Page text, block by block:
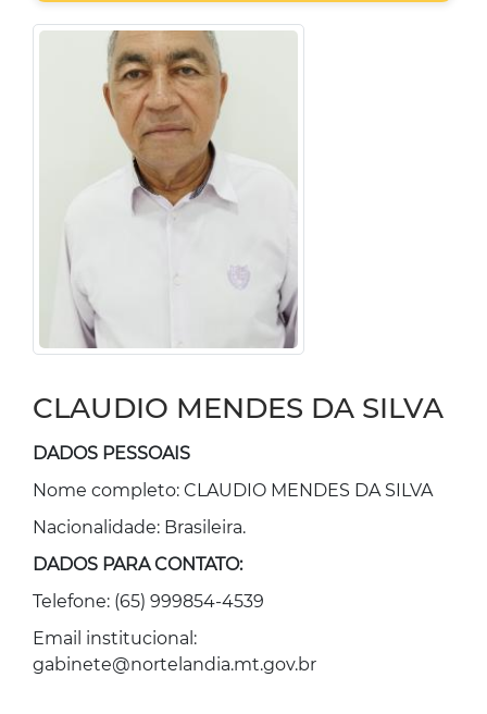
CLAUDIO MENDES DA SILVA
DADOS PESSOAIS
Nome completo: CLAUDIO MENDES DA SILVA
Nacionalidade: Brasileira.
DADOS PARA CONTATO:
Telefone: (65) 999854-4539
Email institucional:
gabinete@nortelandia.mt.gov.br